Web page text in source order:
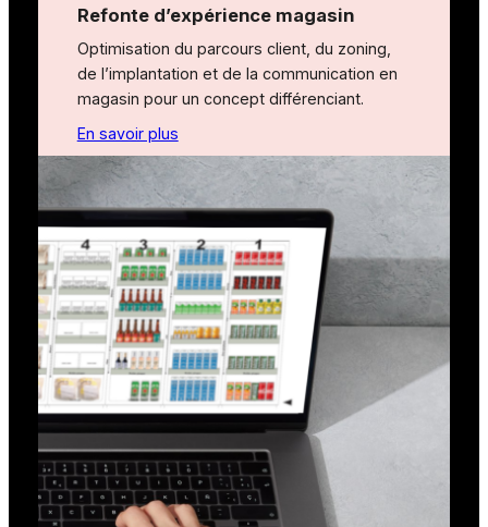
Refonte d’expérience magasin
Optimisation du parcours client, du zoning,
de l’implantation et de la communication en
magasin pour un concept différenciant.
En savoir plus